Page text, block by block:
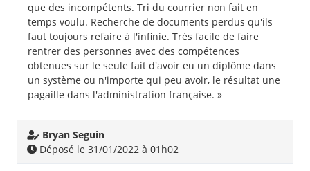
que des incompétents. Tri du courrier non fait en
temps voulu. Recherche de documents perdus qu'ils
faut toujours refaire à l'infinie. Très facile de faire
rentrer des personnes avec des compétences
obtenues sur le seule fait d'avoir eu un diplôme dans
un système ou n'importe qui peu avoir, le résultat une
pagaille dans l'administration française. »
Bryan Seguin
Déposé le 31/01/2022 à 01h02